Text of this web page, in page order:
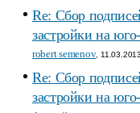
Re: Сбор
застройки на
robert semenov,
Re: Сбор
застройки на